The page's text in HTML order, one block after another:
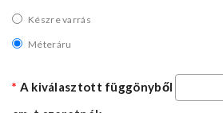
Készre varrás
Méteráru
A kiválasztott függönyből